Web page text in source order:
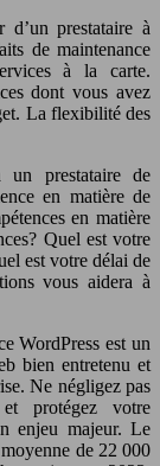
d’un prestataire à
de maintenance
à la carte.
dont vous avez
La flexibilité des
prestataire de
en matière de
en matière
Quel est votre
est votre délai de
vous aidera à
WordPress est un
bien entretenu et
Ne négligez pas
protégez votre
enjeu majeur. Le
de 22 000